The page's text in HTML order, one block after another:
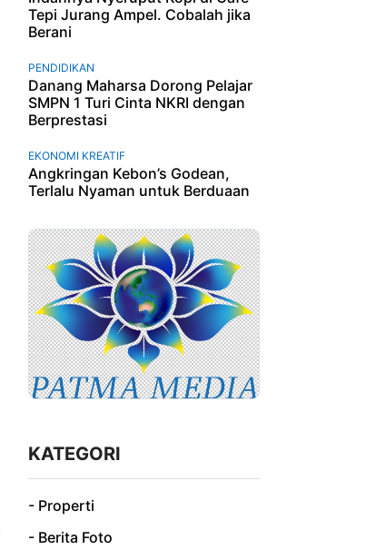
Tepi Jurang Ampel. Cobalah jika
Berani
PENDIDIKAN
Danang Maharsa Dorong Pelajar
SMPN 1 Turi Cinta NKRI dengan
Berprestasi
EKONOMI KREATIF
Angkringan Kebon’s Godean,
Terlalu Nyaman untuk Berduaan
KATEGORI
- Properti
- Berita Foto